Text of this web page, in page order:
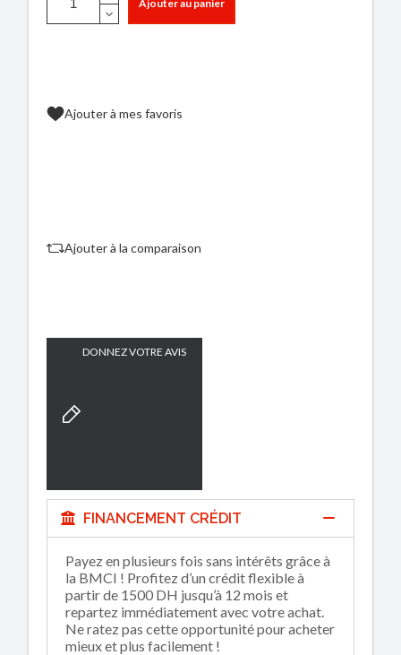
Ajouter au panier
Ajouter à mes favoris
Ajouter à la comparaison
DONNEZ VOTRE AVIS
FINANCEMENT CRÉDIT
Payez en plusieurs fois sans intérêts grâce à
la BMCI ! Profitez d’un crédit flexible à
partir de 1500 DH jusqu’à 12 mois et
repartez immédiatement avec votre achat.
Ne ratez pas cette opportunité pour acheter
mieux et plus facilement !